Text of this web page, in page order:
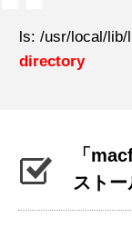
ls: /usr/local/lib/
directory
「
スト